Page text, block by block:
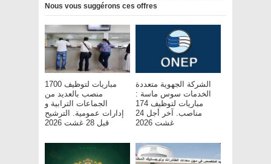
Nous vous suggérons ces offres
مباريات لتوظيف 1700
منصب بالعديد من
الجماعات الترابية و
إدارات عمومية. الترشيح
قبل 28 غشت 2026
الشركة الجهوية متعددة
الخدمات سوس ماسة :
مباريات لتوظيف 174
مناصب. آخر أجل 24
غشت 2026